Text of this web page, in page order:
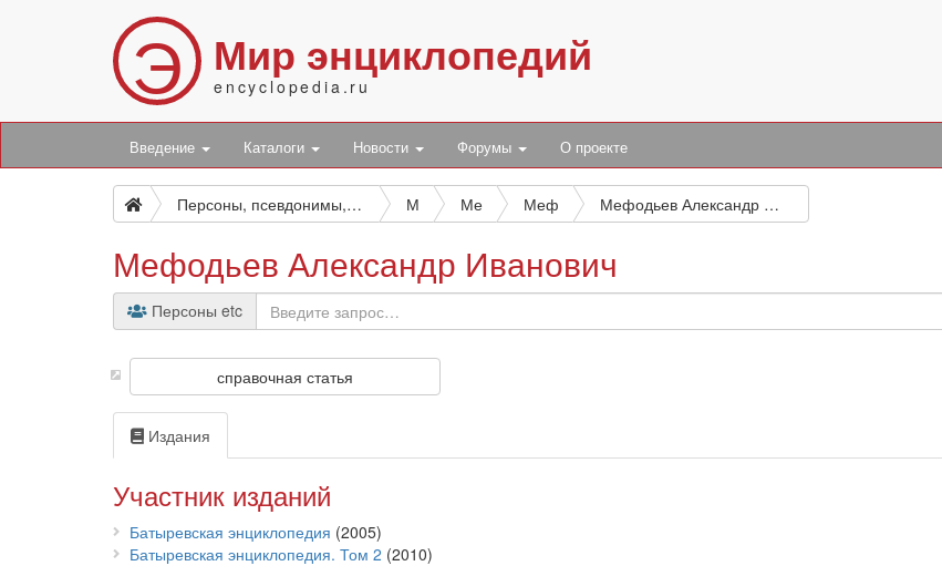
Э Мир энциклопедий
encyclopedia.ru
Введение Каталоги Новости Форумы О проекте
Персоны, псевдонимы, персонажи и боты М Ме Меф Мефодьев Александр Иванович
Мефодьев Александр Иванович
Персоны etc
справочная статья
Издания
Участник изданий
Батыревская энциклопедия (2005)
Батыревская энциклопедия. Том 2 (2010)